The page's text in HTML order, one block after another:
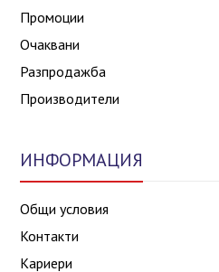
Промоции
Очаквани
Разпродажба
Производители
ИНФОРМАЦИЯ
Общи условия
Контакти
Кариери